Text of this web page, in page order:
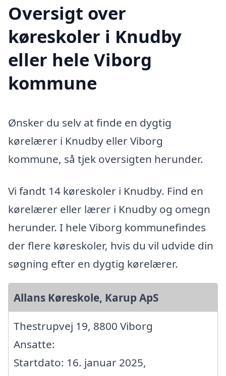
Oversigt over
køreskoler i Knudby
eller hele Viborg
kommune
Ønsker du selv at finde en dygtig
kørelærer i Knudby eller Viborg
kommune, så tjek oversigten herunder.
Vi fandt 14 køreskoler i Knudby. Find en
kørelærer eller lærer i Knudby og omegn
herunder. I hele Viborg kommunefindes
der flere køreskoler, hvis du vil udvide din
søgning efter en dygtig kørelærer.
Allans Køreskole, Karup ApS
Thestrupvej 19, 8800 Viborg
Ansatte:
Startdato: 16. januar 2025,